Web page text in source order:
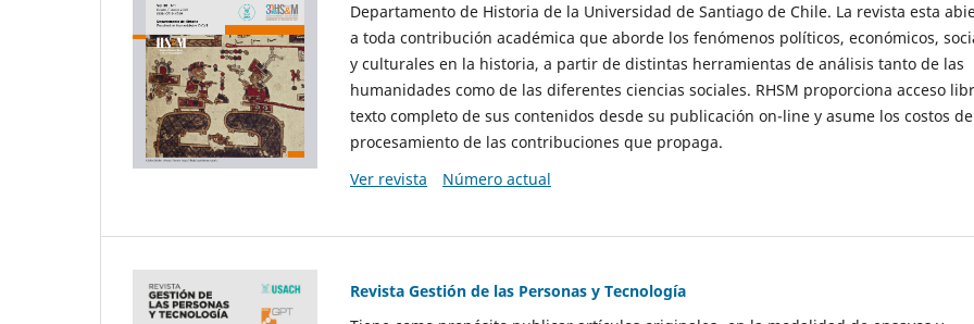
Departamento de Historia de la Universidad de Santiago de Chile. La revista esta
a toda contribución académica que aborde los fenómenos políticos, económicos,
y culturales en la historia, a partir de distintas herramientas de análisis tanto de las
humanidades como de las diferentes ciencias sociales. RHSM proporciona acceso
texto completo de sus contenidos desde su publicación on-line y asume los costos de
procesamiento de las contribuciones que propaga.
Ver revista
Número actual
Revista Gestión de las Personas y Tecnología